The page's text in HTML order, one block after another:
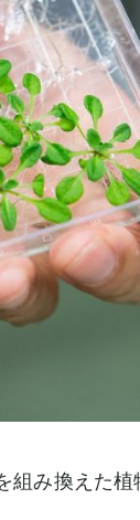
組み換えた植